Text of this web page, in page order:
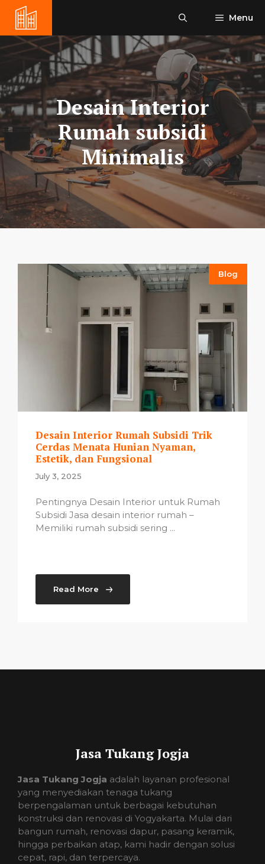
content
Menu
Desain Interior
Rumah subsidi
Minimalis
Blog
Desain Interior Rumah Subsidi Trik
Cerdas Menata Hunian Nyaman,
Estetik, dan Fungsional
July 3, 2025
Pentingnya Desain Interior untuk Rumah
Subsidi Jasa desain interior rumah –
Memiliki rumah subsidi sering ...
Read More
Jasa Tukang Jogja
Jasa Tukang Jogja adalah layanan profesional
yang menyediakan tenaga tukang
berpengalaman untuk berbagai kebutuhan
konstruksi dan renovasi di Yogyakarta. Mulai dari
bangun rumah, renovasi dapur, pasang keramik,
hingga perbaikan atap, kami hadir dengan solusi
cepat, rapi, dan terpercaya.